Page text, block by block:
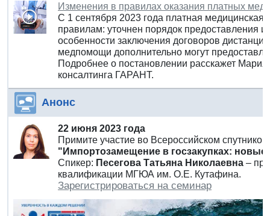
Изменения в правилах оказания платных
С 1 сентября 2023 года платная
правилам: уточнен порядок предоставления
особенности заключения договоров
медпомощи дополнительно могут
Подробнее о постановлении расскажет
консалтинга ГАРАНТ.
Анонс
22 июня 2023 года
Примите участие во Всероссийском
"Импортозамещение в госзакупках:
Спикер: Песегова Татьяна Николаевна –
квалификации МГЮА им. О.Е. Кутафина.
Зарегистрироваться на семинар